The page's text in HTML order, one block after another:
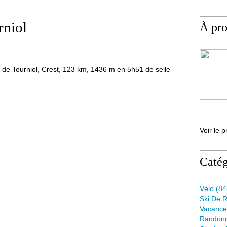
Tourniol, Crest, 123 km, 1436 m en 5h51 de selle
À
Voir le
Vélo
Ski De